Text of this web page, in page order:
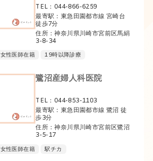
TEL：044-866-6259
最寄駅：東急田園都市線 宮崎台
徒歩7分
住所：神奈川県川崎市宮前区馬絹
3-8-34
女性医師在籍 19時以降診療
鷺沼産婦人科医院
TEL：044-853-1103
最寄駅：東急田園都市線 鷺沼 徒
歩3分
住所：神奈川県川崎市宮前区鷺沼
3-5-17
女性医師在籍 駅チカ